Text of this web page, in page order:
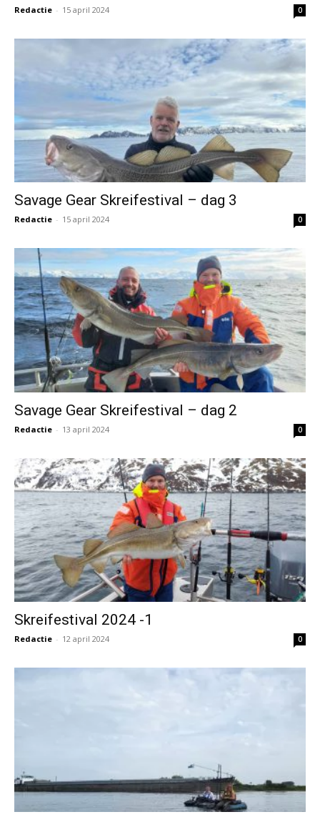
Redactie - 15 april 2024 0
Savage Gear Skreifestival – dag 3
Redactie - 15 april 2024 0
Savage Gear Skreifestival – dag 2
Redactie - 13 april 2024 0
Skreifestival 2024 -1
Redactie - 12 april 2024 0